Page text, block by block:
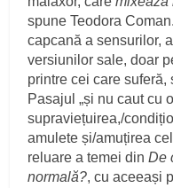
spune Teodora
capcană a sensurilor,
versiunilor sale, doar
printre cei care suferă,
Pasajul „și nu caut cu
supraviețuirea,/
amulete și/amuțirea
reluare a temei dinDe
normală?, cu aceeași